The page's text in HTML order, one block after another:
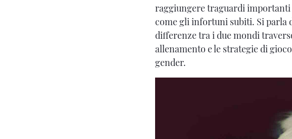
raggiungere traguardi importanti
come gli infortuni subiti. Si parla
differenze tra i due mondi
allenamento e le strategie di
gender.